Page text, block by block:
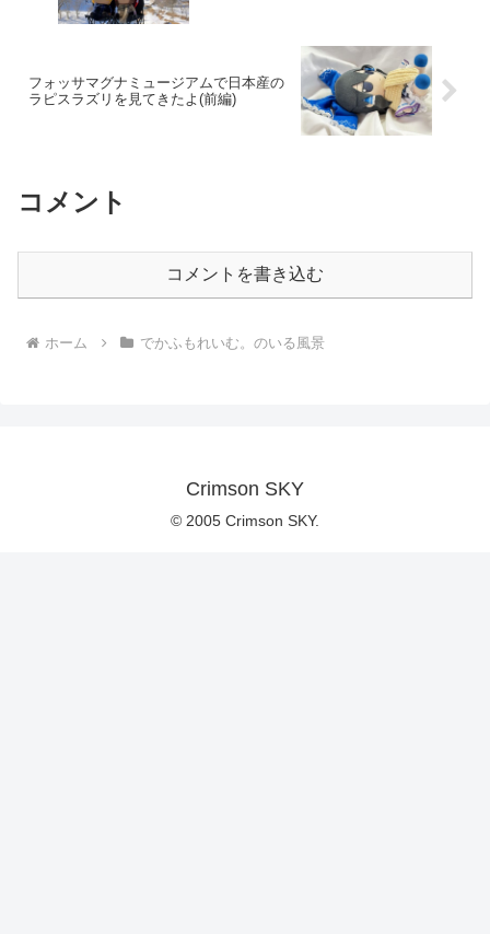
フォッサマグナミュージアムで日本産の
ラピスラズリを見てきたよ(前編)
コメント
コメントを書き込む
ホーム でかふもれいむ。のいる風景
Crimson SKY
© 2005 Crimson SKY.